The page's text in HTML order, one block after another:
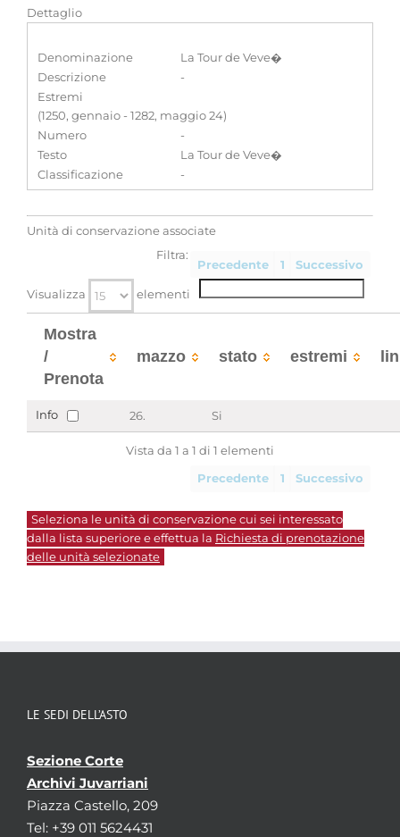
Dettaglio
Denominazione
La Tour de Veve�
Descrizione
-
Estremi
(1250, gennaio - 1282, maggio 24)
Numero
-
Testo
La Tour de Veve�
Classificazione
-
Unità di conservazione associate
Precedente 1 Successivo
Visualizza elementi
Filtra:
Mostra
/
Prenota
mazzo stato estremi
Info 26. Si
Vista da 1 a 1 di 1 elementi
Precedente 1 Successivo
Seleziona le unità di conservazione cui sei interessato
dalla lista superiore e effettua la Richiesta di prenotazione
delle unità selezionate
LE SEDI DELL’ASTO
Sezione Corte
Archivi Juvarriani
Piazza Castello, 209
Tel: +39 011 5624431